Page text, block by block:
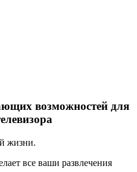
возможностей для
жизни.
все ваши развлечения